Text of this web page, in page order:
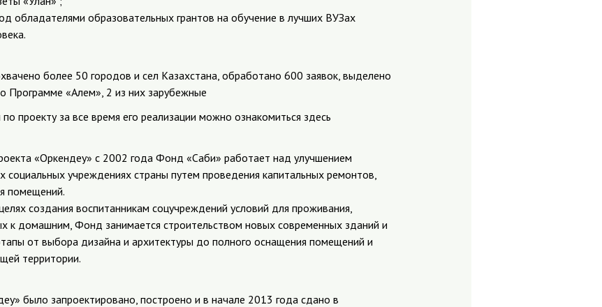
обладателями образовательных грантов на обучение в лучших ВУЗах
более 50 городов и сел Казахстана, обработано 600 заявок, выделено
Программе «Алем», 2 из них зарубежные
проекту за все время его реализации можно ознакомиться здесь
«Оркендеу» с 2002 года Фонд «Саби» работает над улучшением
социальных учреждениях страны путем проведения капитальных ремонтов,
помещений.
создания воспитанникам соцучреждений условий для проживания,
к домашним, Фонд занимается строительством новых современных зданий и
от выбора дизайна и архитектуры до полного оснащения помещений и
территории.
было запроектировано, построено и в начале 2013 года сдано в